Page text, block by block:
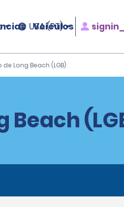
Veículos
USA (PT)
Long Beach (LGB)
Beach